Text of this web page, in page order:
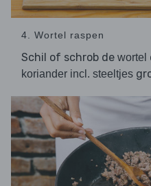
4. Wortel raspen
Schil of schrob de wortel
koriander incl. steeltjes